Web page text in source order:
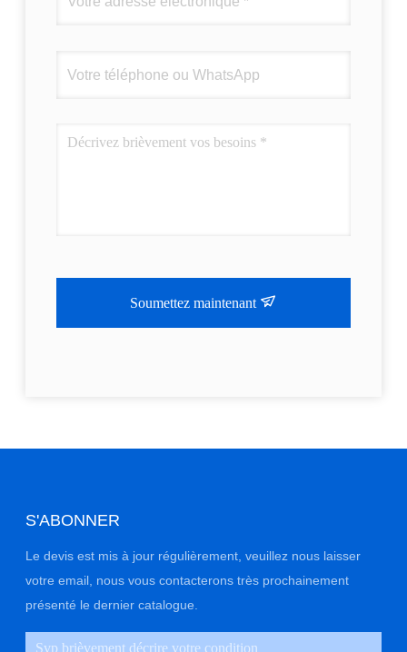
Soumettez maintenant
S'ABONNER
Le devis est mis à jour régulièrement, veuillez nous laisser
votre email, nous vous contacterons très prochainement
présenté le dernier catalogue.